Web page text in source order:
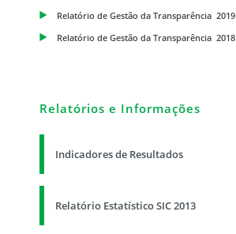
Relatório de Gestão da Transparência 2019
Relatório de Gestão da Transparência 2018
Relatórios e Informações
Indicadores de Resultados
Relatório Estatístico SIC 2013